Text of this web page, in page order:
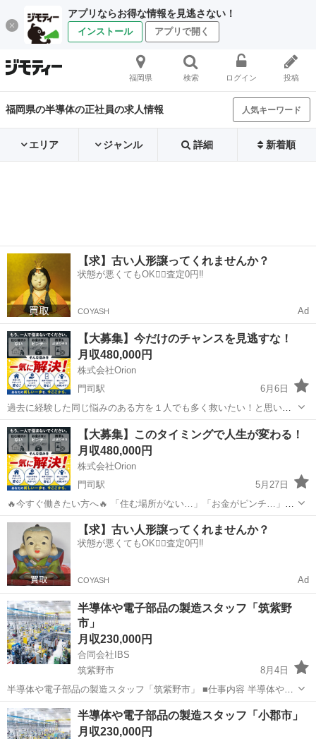
アプリならお得な情報を見逃さない！
インストール アプリで開く
福岡県 検索 ログイン 投稿
福岡県の半導体の正社員の求人情報 人気キーワード
エリア ジャンル 詳細 新着順
【求】古い人形譲ってくれませんか？
状態が悪くてもOK🙆‍♀️査定0円‼️
COYASH Ad
【大募集】今だけのチャンスを見逃すな！
月収480,000円
株式会社Orion
門司駅
6月6日
過去に経験した同じ悩みのある方を１人でも多く救いたい！と思い仲
介の手助けをしています。ロシナンテです。 🔥今すぐ働きたい方へ
🔥 「住む場所がない…」「お金がピンチ…」「携帯も止まりそう…」
👉そんなあなたの不安を...
福岡 大牟田市 門司駅 半導体
【大募集】このタイミングで人生が変わる！
月収480,000円
株式会社Orion
門司駅
5月27日
🔥今すぐ働きたい方へ🔥 「住む場所がない…」「お金がピンチ…」
「携帯も止まりそう…」 👉そんな不安を“今日から”一気に解決しま
す！ 💬公式LINEから即相談OK💬 まずは1分で気軽にチェック👇
https://...
福岡 北九州市 門司駅 半導体
【求】古い人形譲ってくれませんか？
状態が悪くてもOK🙆‍♀️査定0円‼️
COYASH Ad
半導体や電子部品の製造スタッフ「筑紫野
市」
月収230,000円
合同会社IBS
筑紫野市
8月4日
半導体や電子部品の製造スタッフ「筑紫野市」 ■仕事内容 半導体や電
子部品の製造スタッフとして、クリーンルーム内での装置操作や製品
の組み立て、検査、梱包作業などを担当します。スマートフォンや家
電、自動車などに使用される...
福岡 筑紫野市 半導体 電子部品
半導体や電子部品の製造スタッフ「小郡市」
月収230,000円